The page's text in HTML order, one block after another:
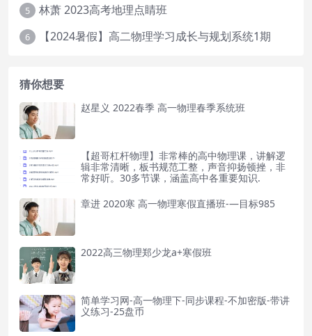
5 林萧 2023高考地理点睛班
6 【2024暑假】高二物理学习成长与规划系统1期
猜你想要
赵星义 2022春季 高一物理春季系统班
【超哥杠杆物理】非常棒的高中物理课，讲解逻
辑非常清晰，板书规范工整，声音抑扬顿挫，非
常好听。30多节课，涵盖高中各重要知识.
章进 2020寒 高一物理寒假直播班-—目标985
2022高三物理郑少龙a+寒假班
简单学习网-高一物理下-同步课程-不加密版-带讲
义练习-25盘币